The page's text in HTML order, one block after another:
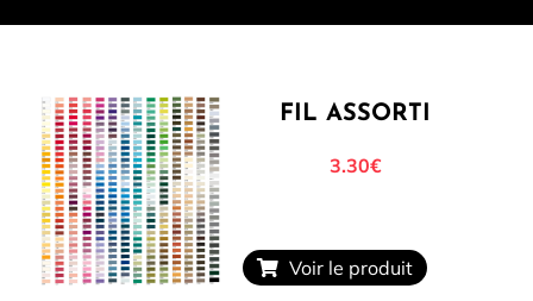
FIL ASSORTI
3.30€
Voir le produit